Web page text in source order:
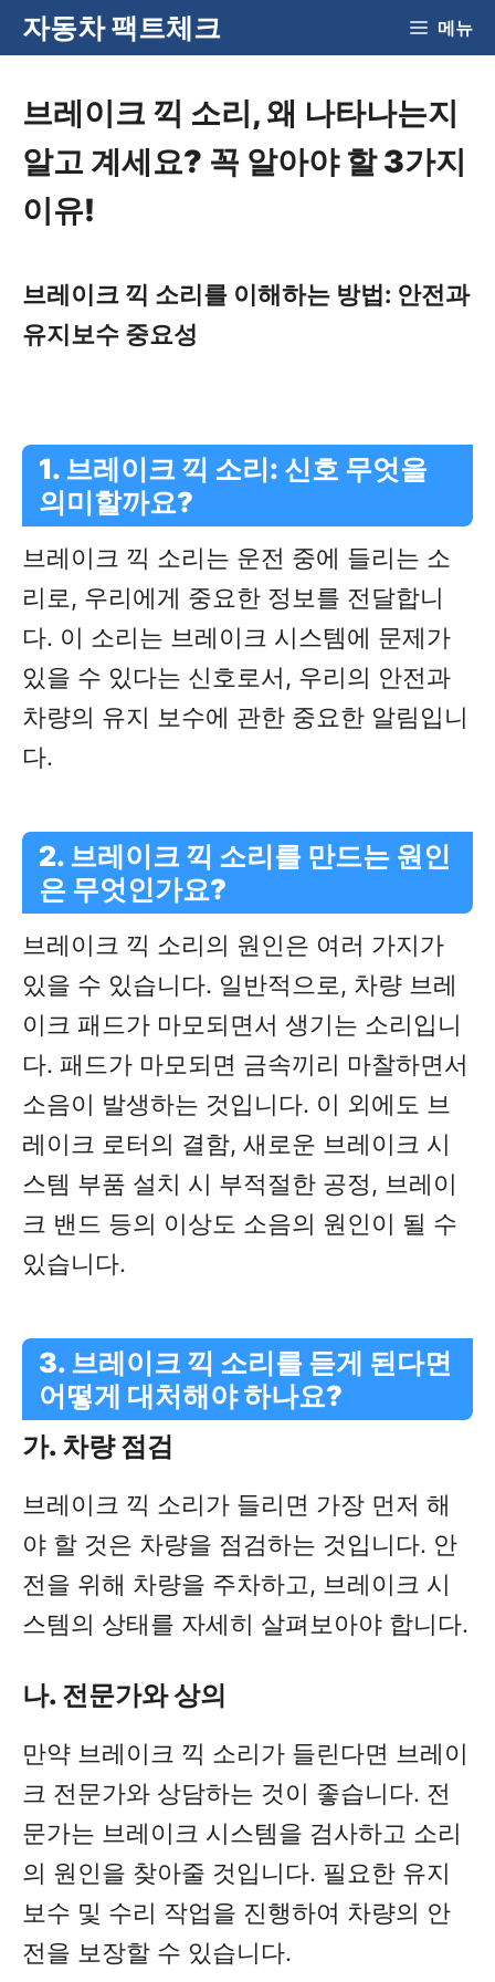
Skip
to
content
자동차 팩트체크 메뉴
브레이크 끽 소리, 왜 나타나는지
알고 계세요? 꼭 알아야 할 3가지
이유!
브레이크 끽 소리를 이해하는 방법: 안전과
유지보수 중요성
1. 브레이크 끽 소리: 신호 무엇을
의미할까요?
브레이크 끽 소리는 운전 중에 들리는 소
리로, 우리에게 중요한 정보를 전달합니
다. 이 소리는 브레이크 시스템에 문제가
있을 수 있다는 신호로서, 우리의 안전과
차량의 유지 보수에 관한 중요한 알림입니
다.
2. 브레이크 끽 소리를 만드는 원인
은 무엇인가요?
브레이크 끽 소리의 원인은 여러 가지가
있을 수 있습니다. 일반적으로, 차량 브레
이크 패드가 마모되면서 생기는 소리입니
다. 패드가 마모되면 금속끼리 마찰하면서
소음이 발생하는 것입니다. 이 외에도 브
레이크 로터의 결함, 새로운 브레이크 시
스템 부품 설치 시 부적절한 공정, 브레이
크 밴드 등의 이상도 소음의 원인이 될 수
있습니다.
3. 브레이크 끽 소리를 듣게 된다면
어떻게 대처해야 하나요?
가. 차량 점검
브레이크 끽 소리가 들리면 가장 먼저 해
야 할 것은 차량을 점검하는 것입니다. 안
전을 위해 차량을 주차하고, 브레이크 시
스템의 상태를 자세히 살펴보아야 합니다.
나. 전문가와 상의
만약 브레이크 끽 소리가 들린다면 브레이
크 전문가와 상담하는 것이 좋습니다. 전
문가는 브레이크 시스템을 검사하고 소리
의 원인을 찾아줄 것입니다. 필요한 유지
보수 및 수리 작업을 진행하여 차량의 안
전을 보장할 수 있습니다.